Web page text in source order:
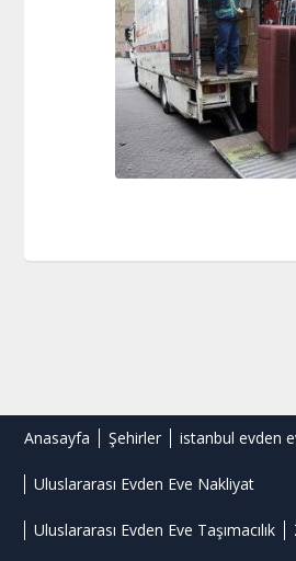
Anasayfa Şehirler istanbul evden
Uluslararası Evden Eve Nakliyat
Uluslararası Evden Eve Taşımacılık